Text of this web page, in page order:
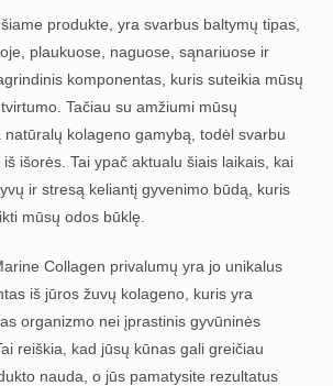
produkte, yra svarbus baltymų tipas,
plaukuose, naguose, sąnariuose ir
komponentas, kuris suteikia mūsų
Tačiau su amžiumi mūsų
kolageno gamybą, todėl svarbu
išorės. Tai ypač aktualu šiais laikais, kai
ir stresą keliantį gyvenimo būdą, kuris
mūsų odos būklę.
Collagen privalumų yra jo unikalus
iš jūros žuvų kolageno, kuris yra
organizmo nei įprastinis gyvūninės
reiškia, kad jūsų kūnas gali greičiau
nauda, o jūs pamatysite rezultatus